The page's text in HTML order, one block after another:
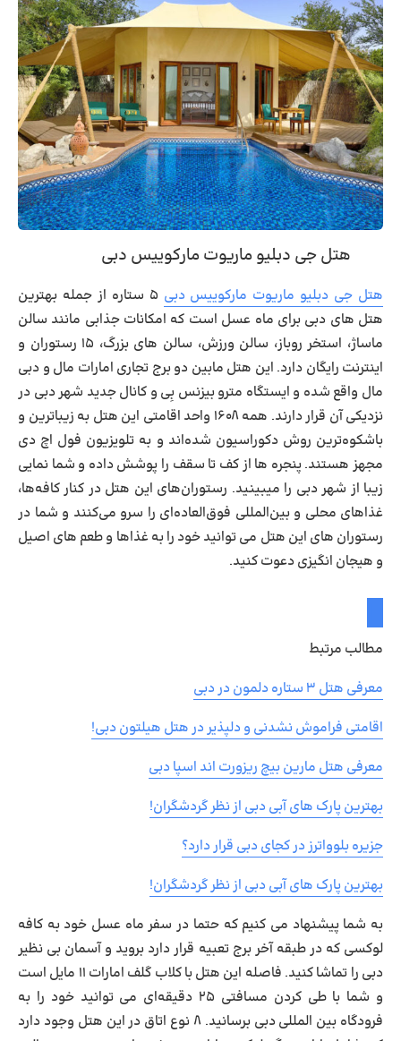
هتل جی دبلیو ماریوت مارکوییس دبی
هتل جی دبلیو ماریوت مارکوییس دبی
۵ ستاره از جمله بهترین
هتل های دبی برای ماه عسل است که امکانات جذابی مانند سالن
ماساژ، استخر روباز، سالن ورزش، سالن های بزرگ، ۱۵ رستوران و
اینترنت رایگان دارد. این هتل مابین دو برج تجاری امارات مال و دبی
مال واقع شده و ایستگاه مترو بیزنس بِی و کانال جدید شهر دبی در
نزدیکی آن قرار دارند. همه ۱۶۰۸ واحد اقامتی این هتل به زیباترین و
باشکوه‌ترین روش دکوراسیون شده‌اند و به تلویزیون فول اچ دی
مجهز هستند. پنجره ها از کف تا سقف را پوشش داده و شما نمایی
زیبا از شهر دبی را میبینید. رستوران‌های این هتل در کنار کافه‌ها،
غذاهای محلی و بین‌المللی فوق‌العاده‌ای را سرو می‌کنند و شما در
رستوران های این هتل می توانید خود را به غذاها و طعم های اصیل
و هیجان انگیزی دعوت کنید.
مطالب مرتبط
معرفی هتل ۳ ستاره دلمون در دبی
اقامتی فراموش نشدنی و دلپذیر در هتل هیلتون دبی!
معرفی هتل مارین بیچ ریزورت اند اسپا دبی
بهترین پارک‌ های آبی دبی از نظر گردشگران!
جزیره بلوواترز در کجای دبی قرار دارد؟
بهترین پارک‌ های آبی دبی از نظر گردشگران!
به شما پیشنهاد می کنیم که حتما در سفر ماه عسل خود به کافه
لوکسی که در طبقه آخر برج تعبیه قرار دارد بروید و آسمان بی نظیر
دبی را تماشا کنید. فاصله این هتل با کلاب گلف امارات ۱۱ مایل است
و شما با طی کردن مسافتی ۲۵ دقیقه‌ای می توانید خود را به
فرودگاه بین المللی دبی برسانید. ۸ نوع اتاق در این هتل وجود دارد